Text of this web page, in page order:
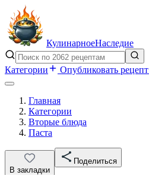
КулинарноеНаследие
Категории Опубликовать рецепт
Главная
Категории
Вторые блюда
Паста
В закладки
Поделиться